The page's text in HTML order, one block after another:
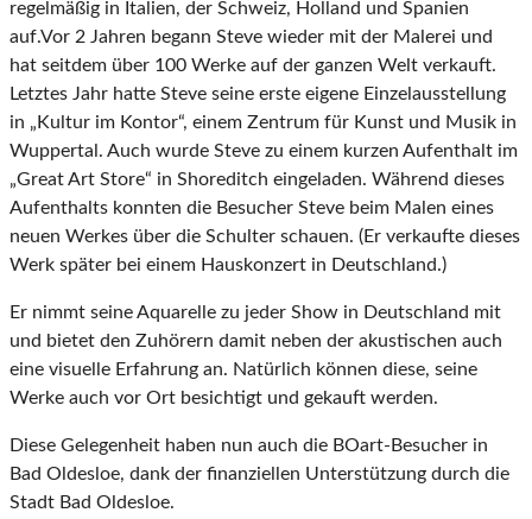
regelmäßig in Italien, der Schweiz, Holland und Spanien
auf.Vor 2 Jahren begann Steve wieder mit der Malerei und
hat seitdem über 100 Werke auf der ganzen Welt verkauft.
Letztes Jahr hatte Steve seine erste eigene Einzelausstellung
in „Kultur im Kontor“, einem Zentrum für Kunst und Musik in
Wuppertal. Auch wurde Steve zu einem kurzen Aufenthalt im
„Great Art Store“ in Shoreditch eingeladen. Während dieses
Aufenthalts konnten die Besucher Steve beim Malen eines
neuen Werkes über die Schulter schauen. (Er verkaufte dieses
Werk später bei einem Hauskonzert in Deutschland.)
Er nimmt seine Aquarelle zu jeder Show in Deutschland mit
und bietet den Zuhörern damit neben der akustischen auch
eine visuelle Erfahrung an. Natürlich können diese, seine
Werke auch vor Ort besichtigt und gekauft werden.
Diese Gelegenheit haben nun auch die BOart-Besucher in
Bad Oldesloe, dank der finanziellen Unterstützung durch die
Stadt Bad Oldesloe.